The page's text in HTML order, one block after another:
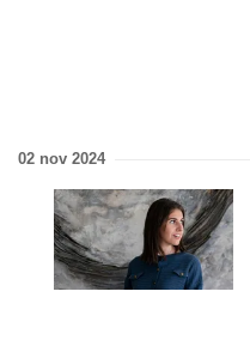
02 nov 2024